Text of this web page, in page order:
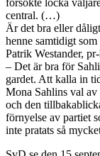
central. (…)
Är det bra eller
henne samtidigt
Patrik Westander,
– Det är bra för
gardet. Att kalla in
Mona Sahlins val
och den
förnyelse av partiet
inte pratats så